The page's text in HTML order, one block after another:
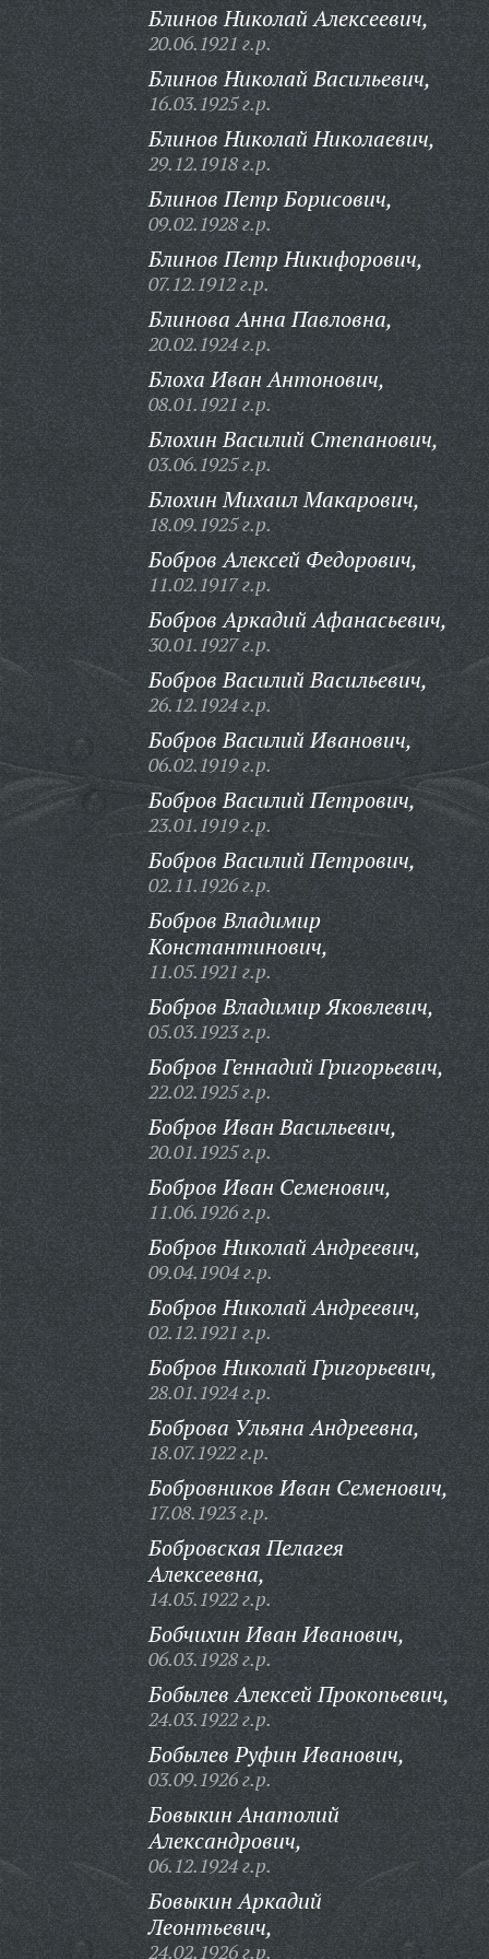
Блинов Николай Алексеевич,
20.06.1921 г.р.
Блинов Николай Васильевич,
16.03.1925 г.р.
Блинов Николай Николаевич,
29.12.1918 г.р.
Блинов Петр Борисович,
09.02.1928 г.р.
Блинов Петр Никифорович,
07.12.1912 г.р.
Блинова Анна Павловна,
20.02.1924 г.р.
Блоха Иван Антонович,
08.01.1921 г.р.
Блохин Василий Степанович,
03.06.1925 г.р.
Блохин Михаил Макарович,
18.09.1925 г.р.
Бобров Алексей Федорович,
11.02.1917 г.р.
Бобров Аркадий Афанасьевич,
30.01.1927 г.р.
Бобров Василий Васильевич,
26.12.1924 г.р.
Бобров Василий Иванович,
06.02.1919 г.р.
Бобров Василий Петрович,
23.01.1919 г.р.
Бобров Василий Петрович,
02.11.1926 г.р.
Бобров Владимир
Константинович,
11.05.1921 г.р.
Бобров Владимир Яковлевич,
05.03.1923 г.р.
Бобров Геннадий Григорьевич,
22.02.1925 г.р.
Бобров Иван Васильевич,
20.01.1925 г.р.
Бобров Иван Семенович,
11.06.1926 г.р.
Бобров Николай Андреевич,
09.04.1904 г.р.
Бобров Николай Андреевич,
02.12.1921 г.р.
Бобров Николай Григорьевич,
28.01.1924 г.р.
Боброва Ульяна Андреевна,
18.07.1922 г.р.
Бобровников Иван Семенович,
17.08.1923 г.р.
Бобровская Пелагея
Алексеевна,
14.05.1922 г.р.
Бобчихин Иван Иванович,
06.03.1928 г.р.
Бобылев Алексей Прокопьевич,
24.03.1922 г.р.
Бобылев Руфин Иванович,
03.09.1926 г.р.
Бовыкин Анатолий
Александрович,
06.12.1924 г.р.
Бовыкин Аркадий
Леонтьевич,
24.02.1926 г.р.